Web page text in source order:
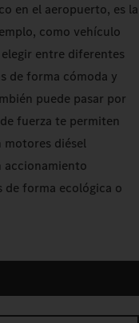
en el aeropuerto, es la
como vehículo
entre diferentes
de forma cómoda y
puede pasar por
fuerza te permiten
motores diésel
accionamiento
forma ecológica o